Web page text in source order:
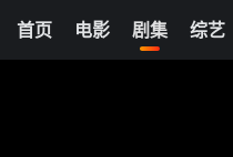
首页 电影 剧集 综艺